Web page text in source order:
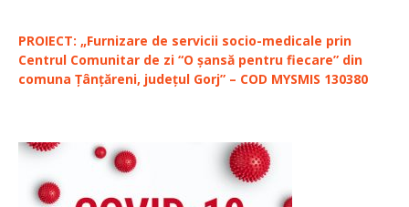
PROIECT: „Furnizare de servicii socio-medicale prin
Centrul Comunitar de zi “O șansă pentru fiecare” din
comuna Țânțăreni, județul Gorj” – COD MYSMIS 130380